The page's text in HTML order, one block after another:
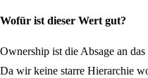
Wofür ist dieser Wert gut?
Ownership ist die Absage an
Da wir keine starre Hierarchie